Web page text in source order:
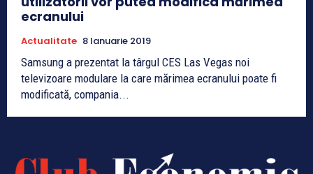
ecranului
Actualitate 8 Ianuarie 2019
Samsung a prezentat la târgul CES Las Vegas noi
televizoare modulare la care mărimea ecranului poate fi
modificată, compania...